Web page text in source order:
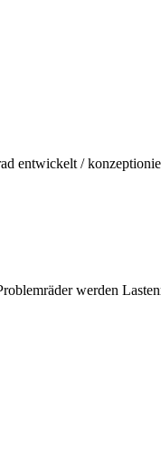
entwickelt /
werden